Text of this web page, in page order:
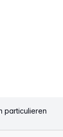
particulieren